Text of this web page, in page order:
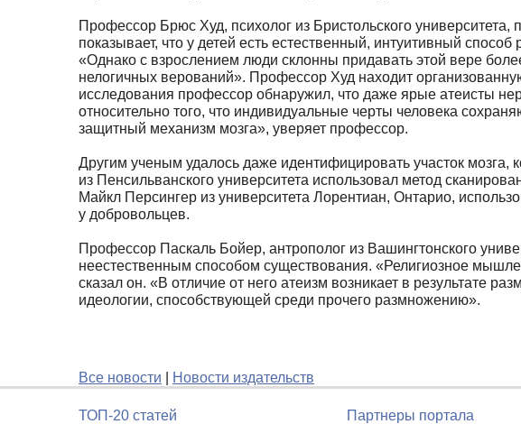
Профессор Брюс Худ, психолог из Бристольского
показывает, что у детей есть естественный, интуитивный
«Однако с взрослением люди склонны придавать этой вере
нелогичных верований». Профессор Худ находит
исследования профессор обнаружил, что даже ярые атеисты
относительно того, что индивидуальные черты человека
защитный механизм мозга», уверяет профессор.
Другим ученым удалось даже идентифицировать участок
из Пенсильванского университета использовал метод
Майкл Персингер из университета Лорентиан, Онтарио,
у добровольцев.
Профессор Паскаль Бойер, антрополог из Вашингтонского
неестественным способом существования. «Религиозное
сказал он. «В отличие от него атеизм возникает в результате
идеологии, способствующей среди прочего размножению».
Все новости Новости издательств
ТОП-20 статей Партнеры портала